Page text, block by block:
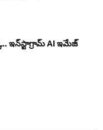
ఇన్‌స్టాగ్రామ్ AI ఇమేజ్